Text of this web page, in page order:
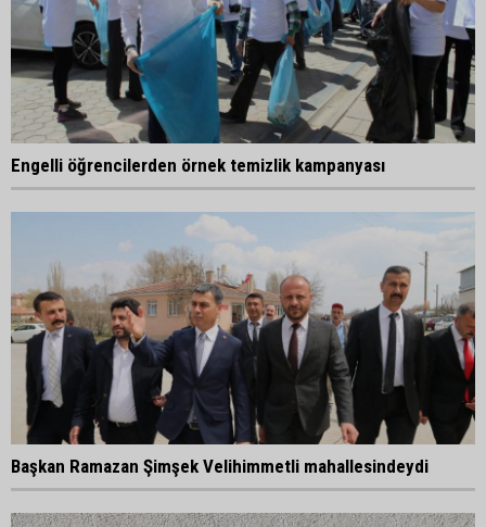
Engelli öğrencilerden örnek temizlik kampanyası
Başkan Ramazan Şimşek Velihimmetli mahallesindeydi